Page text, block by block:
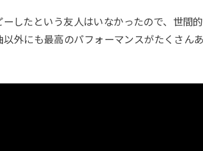
したという友人はいなかったので、世間
外にも最高のパフォーマンスがたくさん